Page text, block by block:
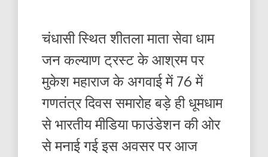
चंधासी स्थित शीतला माता सेवा धाम
जन कल्याण ट्रस्ट के आश्रम पर
मुकेश महाराज के अगवाई में 76 में
गणतंत्र दिवस समारोह बड़े ही धूमधाम
से भारतीय मीडिया फाउंडेशन की ओर
से मनाई गई इस अवसर पर आज